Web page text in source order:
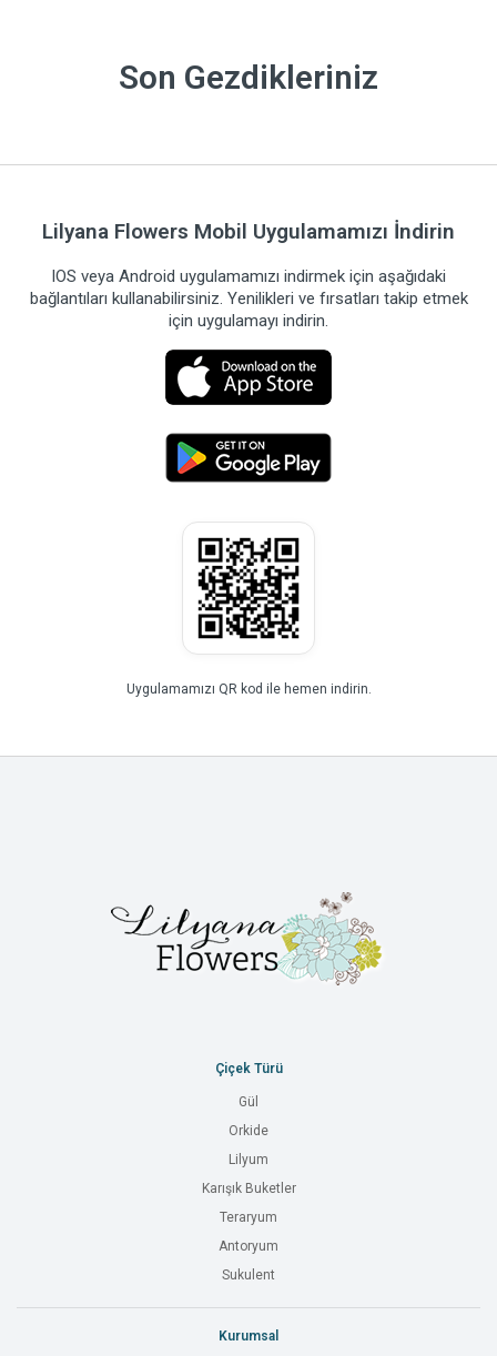
Son Gezdikleriniz
Lilyana Flowers Mobil Uygulamamızı İndirin
IOS veya Android uygulamamızı indirmek için aşağıdaki
bağlantıları kullanabilirsiniz. Yenilikleri ve fırsatları takip etmek
için uygulamayı indirin.
Uygulamamızı QR kod ile hemen indirin.
Çiçek Türü
Gül
Orkide
Lilyum
Karışık Buketler
Teraryum
Antoryum
Sukulent
Kurumsal